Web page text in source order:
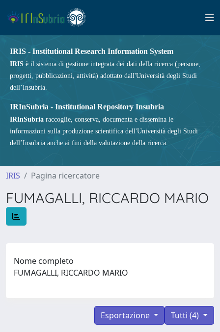
IRIS - Institutional Research Information System
IRIS è il sistema di gestione integrata dei dati della ricerca (persone,
progetti, pubblicazioni, attività) adottato dall'Università degli Studi
dell’Insubria.
IRInSubria - Institutional Repository Insubria
IRInSubria raccoglie, conserva, documenta e dissemina le
informazioni sulla produzione scientifica dell'Università degli Studi
dell’Insubria anche ai fini della valutazione della ricerca.
IRIS Pagina ricercatore
FUMAGALLI, RICCARDO MARIO
Nome completo
FUMAGALLI, RICCARDO MARIO
Tutti (4)
Esportazione